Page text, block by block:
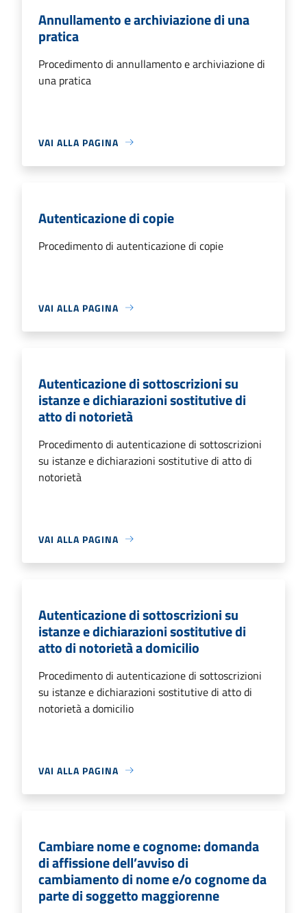
Annullamento e archiviazione di una
pratica
Procedimento di annullamento e archiviazione di
una pratica
VAI ALLA PAGINA
Autenticazione di copie
Procedimento di autenticazione di copie
VAI ALLA PAGINA
Autenticazione di sottoscrizioni su
istanze e dichiarazioni sostitutive di
atto di notorietà
Procedimento di autenticazione di sottoscrizioni
su istanze e dichiarazioni sostitutive di atto di
notorietà
VAI ALLA PAGINA
Autenticazione di sottoscrizioni su
istanze e dichiarazioni sostitutive di
atto di notorietà a domicilio
Procedimento di autenticazione di sottoscrizioni
su istanze e dichiarazioni sostitutive di atto di
notorietà a domicilio
VAI ALLA PAGINA
Cambiare nome e cognome: domanda
di affissione dell’avviso di
cambiamento di nome e/o cognome da
parte di soggetto maggiorenne